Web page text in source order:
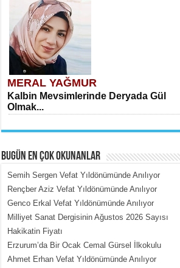
MERAL YAĞMUR
Kalbin Mevsimlerinde Deryada Gül
Olmak...
MEHMET ÇOBAN
İçerdeki Put Dışardaki Maskeler...
BUGÜN EN ÇOK OKUNANLAR
Semih Sergen Vefat Yıldönümünde Anılıyor
Rençber Aziz Vefat Yıldönümünde Anılıyor
Genco Erkal Vefat Yıldönümünde Anılıyor
Milliyet Sanat Dergisinin Ağustos 2026 Sayısı
Hakikatin Fiyatı
Erzurum’da Bir Ocak Cemal Gürsel İlkokulu
Ahmet Erhan Vefat Yıldönümünde Anılıyor